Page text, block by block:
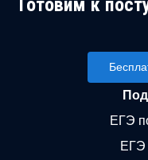
Готовим к
ЕГЭ
ЕГЭ